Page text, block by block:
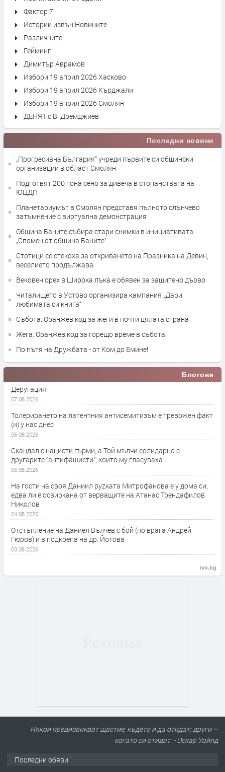
Фактор 7
Истории извън Новините
Различните
Гейминг
Димитър Аврамов
Избори 19 април 2026 Хасково
Избори 19 април 2026 Кърджали
Избори 19 април 2026 Смолян
ДЕНЯТ с В. Дремджиев
Последни новини
„Прогресивна България“ учреди първите си общински
организации в област Смолян
Подготвят 200 тона сено за дивеча в стопанствата на
ЮЦДП
Планетариумът в Смолян представя пълното слънчево
затъмнение с виртуална демонстрация
Община Баните събира стари снимки в инициативата
„Спомен от община Баните“
Стотици се стекоха за откриването на Празника на Девин,
веселието продължава
Вековен орех в Широка лъка е обявен за защитено дърво
Читалището в Устово организира кампания „Дари
любимата си книга“
Събота: Оранжев код за жеги в почти цялата страна
Жега: Оранжев код за горещо време в събота
По пътя на Дружбата - от Ком до Емине!
Блогове
Деругация
07.08.2026
Толерирането на латентния антисемитизъм е тревожен факт
(и) у нас днес
06.08.2026
Скандал с нацисти гърми, а Той мълчи солидарно с
другарите “антифашисти”, които му гласуваха
05.08.2026
На гости на своя Даниил руzката Митрофанова е у дома си,
едва ли е освиркана от верващите на Атанас Трендафилов
Николов
04.08.2026
Отстъпление на Даниел Вълчев с бой (по врага Андрей
Гюров) и в подкрепа на др. Йотова
03.08.2026
ivo.bg
Някои предизвикват щастие, където и да отидат; други –
когато си отидат. - Оскар Уайлд
Последни обяви